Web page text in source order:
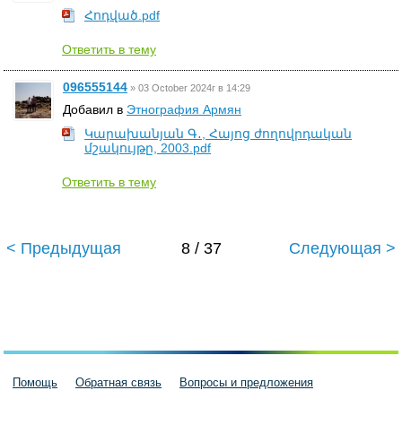
Հոդված.pdf
Ответить в тему
096555144 » 03 October 2024г в 14:29
Добавил в Этнография Армян
Կարախանյան Գ․, Հայոց ժողովրդական
մշակույթը, 2003.pdf
Ответить в тему
< Предыдущая 8 / 37 Следующая >
Помощь Обратная связь Вопросы и предложения